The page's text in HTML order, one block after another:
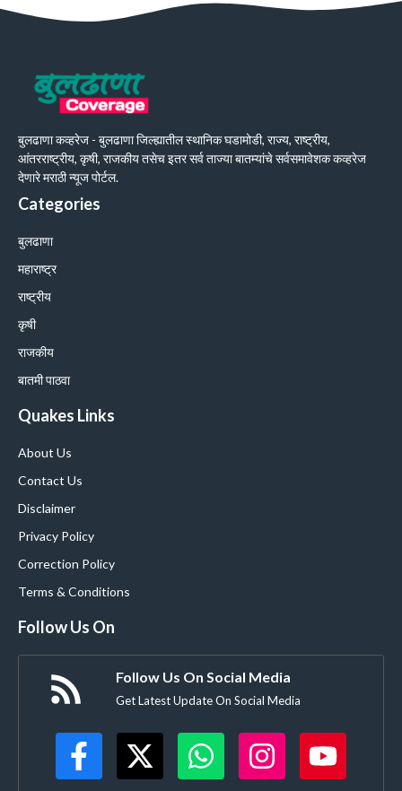
बुलढाणा कव्हरेज - बुलढाणा जिल्ह्यातील स्थानिक घडामोडी, राज्य, राष्ट्रीय,
आंतरराष्ट्रीय, कृषी, राजकीय तसेच इतर सर्व ताज्या बातम्यांचे सर्वसमावेशक कव्हरेज
देणारे मराठी न्यूज पोर्टल.
Categories
बुलढाणा
महाराष्ट्र
राष्ट्रीय
कृषी
राजकीय
बातमी पाठवा
Quakes Links
About Us
Contact Us
Disclaimer
Privacy Policy
Correction Policy
Terms & Conditions
Follow Us On
Follow Us On Social Media
Get Latest Update On Social Media